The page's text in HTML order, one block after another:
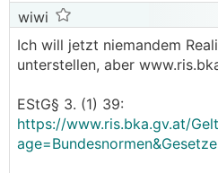
(Wechselrichter und
Kosten, um energieautarker
Müssen/Können diese
umsatzsteuerlich
weder in die
vorsteuerabzugsberechtigt,
Privatsphäre zuzuordnen
wiwi
Ich will jetzt niemandem
unterstellen, aber
EStG§ 3. (1) 39:
https://www.ris.bka.gv.at/